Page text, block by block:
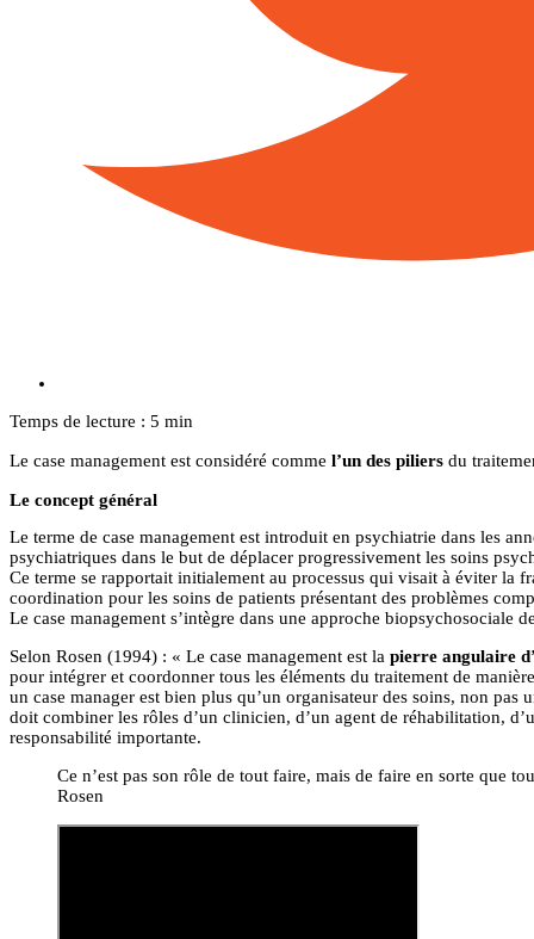
Temps de lecture : 5 min
Le case management est considéré comme l’un des piliers du
Le concept général
Le terme de case management est introduit en psychiatrie dans les
psychiatriques dans le but de déplacer progressivement les soins
Ce terme se rapportait initialement au processus qui visait à éviter la
coordination pour les soins de patients présentant des problèmes
Le case management s’intègre dans une approche biopsychosociale
Selon Rosen (1994) : « Le case management est la pierre angulaire
pour intégrer et coordonner tous les éléments du traitement de
un case manager est bien plus qu’un organisateur des soins, non
doit combiner les rôles d’un clinicien, d’un agent de réhabilitation,
responsabilité importante.
Ce n’est pas son rôle de tout faire, mais de faire en sorte que
Rosen